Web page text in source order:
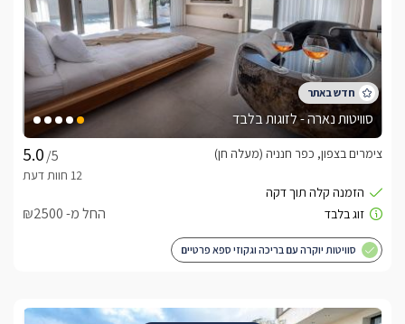
סוויטות נארה - לזוגות בלבד
/5
צימרים בצפון, כפר חנניה (מעלה חן)
החל מ- ₪2500
סוויטות יוקרה עם בריכה וגקוזי ספא פרטיים